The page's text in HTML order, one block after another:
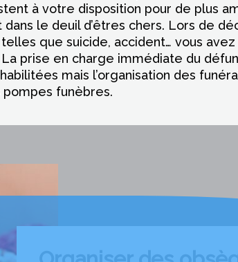
à votre disposition pour de plus
le deuil d’êtres chers. Lors de
que suicide, accident… vous
prise en charge immédiate du
mais l’organisation des
funèbres.